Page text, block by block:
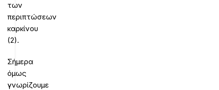
των
περιπτώσεων
καρκίνου
(2).
Σήμερα
όμως
γνωρίζουμε